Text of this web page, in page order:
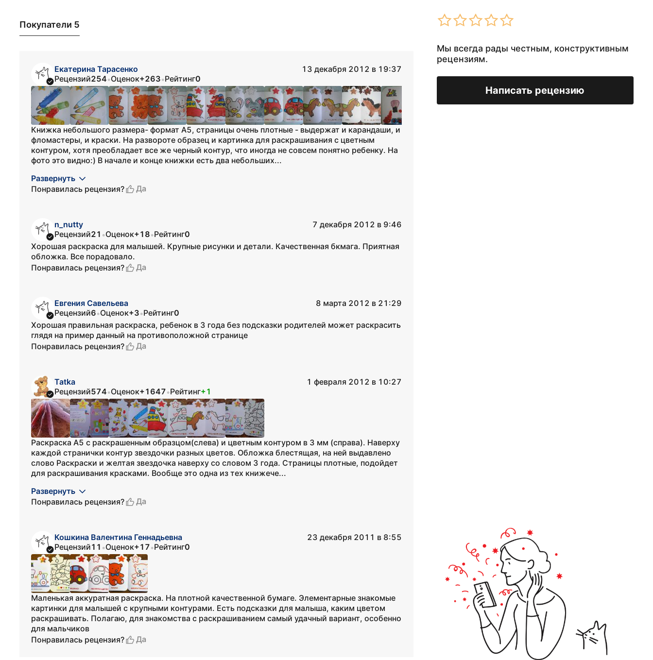
Мы всегда рады честным, конструктивным
рецензиям.
Написать рецензию
Покупатели 5
Екатерина Тарасенко
13 декабря 2012 в 19:37
Рецензий254•Оценок+263•Рейтинг0
Книжка небольшого размера- формат А5, страницы очень плотные - выдержат и карандаши, и
фломастеры, и краски. На развороте образец и картинка для раскрашивания с цветным
контуром, хотя преобладает все же черный контур, что иногда не совсем понятно ребенку. На
фото это видно:) В начале и конце книжки есть два небольших...
Развернуть
Понравилась рецензия?
Да
n_nutty
7 декабря 2012 в 9:46
Рецензий21 •Оценок+18•Рейтинг0
Хорошая раскраска для малышей. Крупные рисунки и детали. Качественная бкмага. Приятная
обложка. Все порадовало.
Понравилась рецензия?
Да
Евгения Савельева
8 марта 2012 в 21:29
Рецензий6•Оценок+3•Рейтинг0
Хорошая правильная раскраска, ребенок в 3 года без подсказки родителей может раскрасить
глядя на пример данный на противоположной странице
Понравилась рецензия?
Да
Tatka
1 февраля 2012 в 10:27
Рецензий574•Оценок+1647•Рейтинг+1
Раскраска А5 с раскрашенным образцом(слева) и цветным контуром в 3 мм (справа). Наверху
каждой странички контур звездочки разных цветов. Обложка блестящая, на ней выдавлено
слово Раскраски и желтая звездочка наверху со словом 3 года. Страницы плотные, подойдет
для раскрашивания красками. Вообще это одна из тех книжече...
Развернуть
Понравилась рецензия?
Да
Кошкина Валентина Геннадьевна
23 декабря 2011 в 8:55
Рецензий11 •Оценок+17•Рейтинг0
Маленькая аккуратная раскраска. На плотной качественной бумаге. Элементарные знакомые
картинки для малышей с крупными контурами. Есть подсказки для малыша, каким цветом
раскрашивать. Полагаю, для знакомства с раскрашиванием самый удачный вариант, особенно
для мальчиков
Понравилась рецензия?
Да